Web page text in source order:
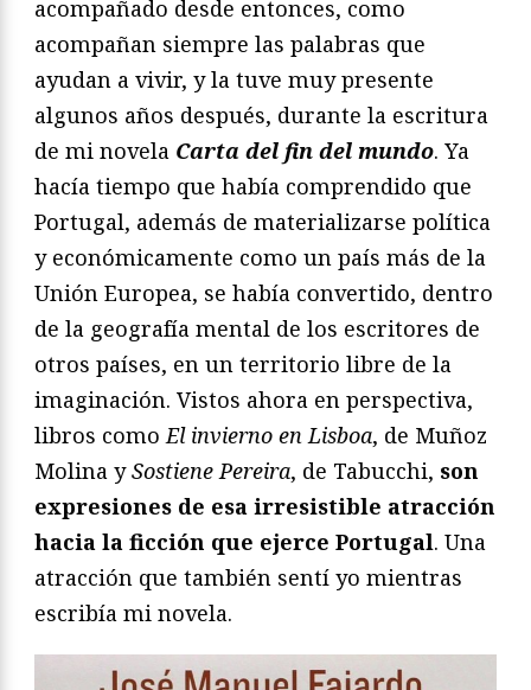
acompañado desde entonces, como
acompañan siempre las palabras que
ayudan a vivir, y la tuve muy presente
algunos años después, durante la escritura
de mi novela Carta del fin del mundo. Ya
hacía tiempo que había comprendido que
Portugal, además de materializarse política
y económicamente como un país más de la
Unión Europea, se había convertido, dentro
de la geografía mental de los escritores de
otros países, en un territorio libre de la
imaginación. Vistos ahora en perspectiva,
libros comoEl invierno en Lisboa, de Muñoz
Molina ySostiene Pereira, de Tabucchi, son
expresiones de esa irresistible atracción
hacia la ficción que ejerce Portugal. Una
atracción que también sentí yo mientras
escribía mi novela.